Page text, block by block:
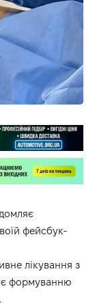
фейсбук-
лікування з
формуванню